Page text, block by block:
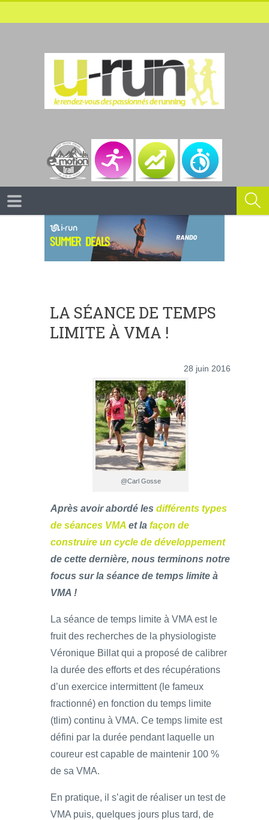
LA SÉANCE DE TEMPS
LIMITE À VMA !
28 juin 2016
@Carl Gosse
Après avoir abordé les différents types
de séances VMA et la façon de
construire un cycle de développement
de cette dernière, nous terminons notre
focus sur la séance de temps limite à
VMA !
La séance de temps limite à VMA est le
fruit des recherches de la physiologiste
Véronique Billat qui a proposé de calibrer
la durée des efforts et des récupérations
d’un exercice intermittent (le fameux
fractionné) en fonction du temps limite
(tlim) continu à VMA. Ce temps limite est
défini par la durée pendant laquelle un
coureur est capable de maintenir 100 %
de sa VMA.
En pratique, il s’agit de réaliser un test de
VMA puis, quelques jours plus tard, de